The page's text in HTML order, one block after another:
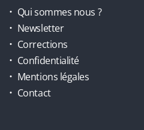
Qui sommes nous ?
Newsletter
Corrections
Confidentialité
Mentions légales
Contact